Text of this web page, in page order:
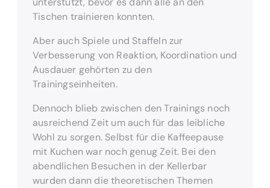
Tischen trainieren konnten.
Aber auch Spiele und Staffeln zur
Verbesserung von Reaktion, Koordination und
Ausdauer gehörten zu den
Trainingseinheiten.
Dennoch blieb zwischen den Trainings noch
ausreichend Zeit um auch für das leibliche
Wohl zu sorgen. Selbst für die Kaffeepause
mit Kuchen war noch genug Zeit. Bei den
abendlichen Besuchen in der Kellerbar
wurden dann die theoretischen Themen